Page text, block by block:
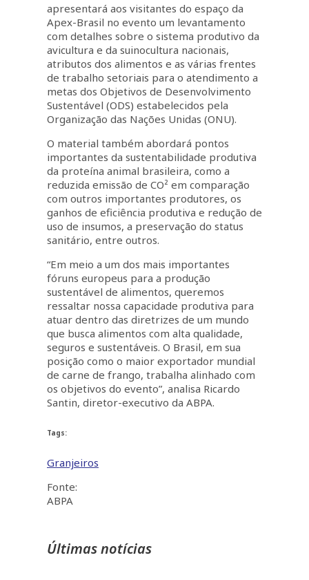
apresentará aos visitantes do espaço da
Apex-Brasil no evento um levantamento
com detalhes sobre o sistema produtivo da
avicultura e da suinocultura nacionais,
atributos dos alimentos e as várias frentes
de trabalho setoriais para o atendimento a
metas dos Objetivos de Desenvolvimento
Sustentável (ODS) estabelecidos pela
Organização das Nações Unidas (ONU).
O material também abordará pontos
importantes da sustentabilidade produtiva
da proteína animal brasileira, como a
reduzida emissão de CO² em comparação
com outros importantes produtores, os
ganhos de eficiência produtiva e redução de
uso de insumos, a preservação do status
sanitário, entre outros.
“Em meio a um dos mais importantes
fóruns europeus para a produção
sustentável de alimentos, queremos
ressaltar nossa capacidade produtiva para
atuar dentro das diretrizes de um mundo
que busca alimentos com alta qualidade,
seguros e sustentáveis. O Brasil, em sua
posição como o maior exportador mundial
de carne de frango, trabalha alinhado com
os objetivos do evento”, analisa Ricardo
Santin, diretor-executivo da ABPA.
Tags:
Granjeiros
Fonte:
ABPA
Últimas notícias